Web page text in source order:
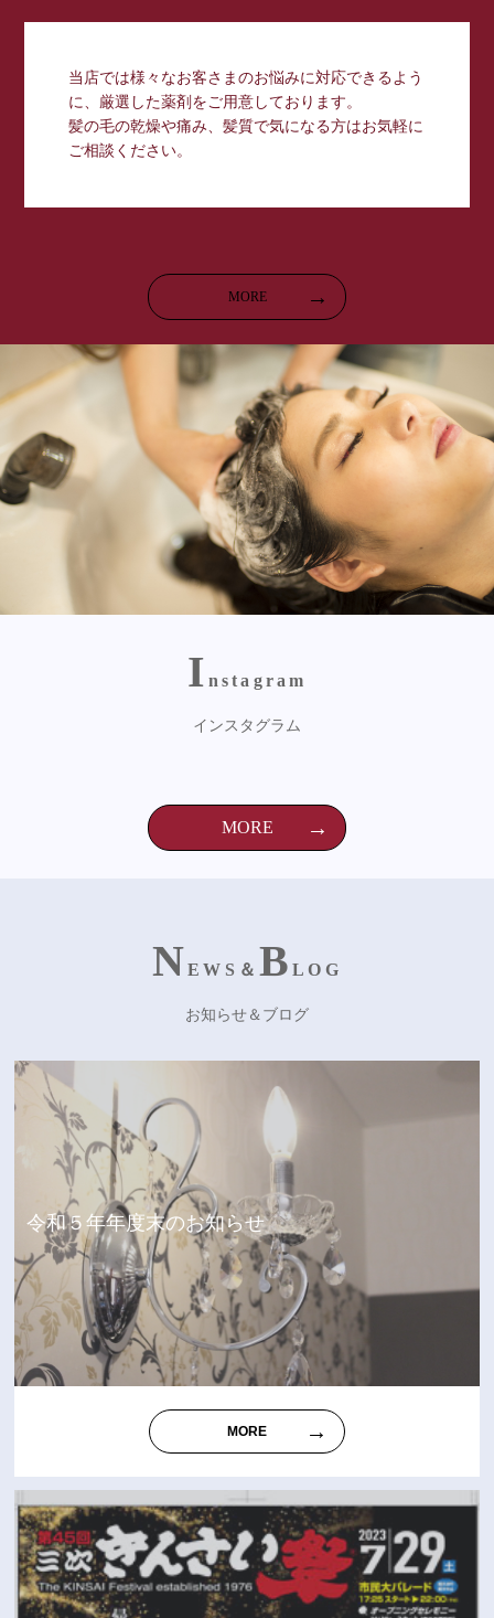
当店では様々なお客さまのお悩みに対応できるよう
に、厳選した薬剤をご用意しております。
髪の毛の乾燥や痛み、髪質で気になる方はお気軽に
ご相談ください。
MORE
I nstagram
インスタグラム
MORE
NEWS＆ BLOG
お知らせ＆ブログ
令和５年年度末のお知らせ
MORE